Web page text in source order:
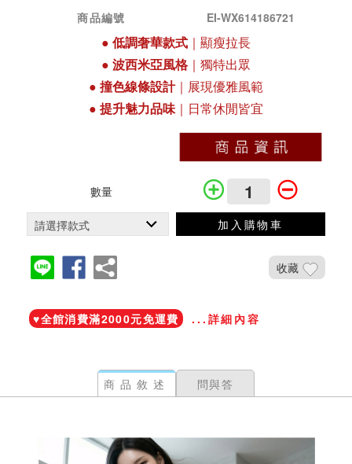
商品編號
EI-WX614186721
● 低調奢華款式 ｜顯瘦拉長
● 波西米亞風格｜獨特出眾
● 撞色線條設計｜展現優雅風範
● 提升魅力品味｜日常休閒皆宜
數量
加入購物車
收藏
♥️全館消費滿2000元免運費 ...詳細內容
商品敘述 問與答